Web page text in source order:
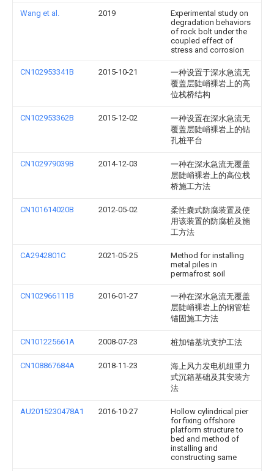
Wang et al. 2019
Experimental study on
degradation behaviors
of rock bolt under the
coupled effect of
stress and corrosion
CN102953341B 2015-10-21
一种设置于深水急流无
覆盖层陡峭裸岩上的高
位栈桥结构
CN102953362B 2015-12-02
一种设置在深水急流无
覆盖层陡峭裸岩上的钻
孔桩平台
CN102979039B 2014-12-03
一种在深水急流无覆盖
层陡峭裸岩上的高位栈
桥施工方法
CN101614020B 2012-05-02
柔性囊式防腐装置及使
用该装置的防腐桩及施
工方法
CA2942801C 2021-05-25
Method for installing
metal piles in
permafrost soil
CN102966111B 2016-01-27
一种在深水急流无覆盖
层陡峭裸岩上的钢管桩
锚固施工方法
CN101225661A 2008-07-23 桩加锚基坑支护工法
CN108867684A 2018-11-23
海上风力发电机组重力
式沉箱基础及其安装方
法
AU2015230478A1 2016-10-27
Hollow cylindrical pier
for fixing offshore
platform structure to
bed and method of
installing and
constructing same